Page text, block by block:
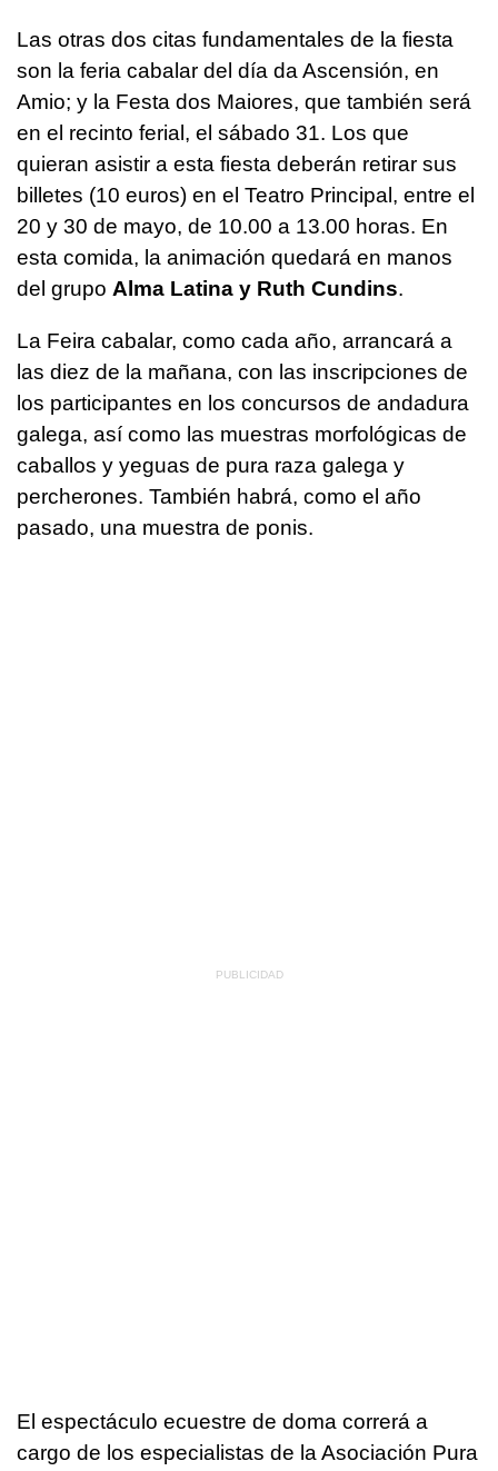
Las otras dos citas fundamentales de la fiesta
son la feria cabalar del día da Ascensión, en
Amio; y la Festa dos Maiores, que también será
en el recinto ferial, el sábado 31. Los que
quieran asistir a esta fiesta deberán retirar sus
billetes (10 euros) en el Teatro Principal, entre el
20 y 30 de mayo, de 10.00 a 13.00 horas. En
esta comida, la animación quedará en manos
del grupo Alma Latina y Ruth Cundins.
La Feira cabalar, como cada año, arrancará a
las diez de la mañana, con las inscripciones de
los participantes en los concursos de andadura
galega, así como las muestras morfológicas de
caballos y yeguas de pura raza galega y
percherones. También habrá, como el año
pasado, una muestra de ponis.
El espectáculo ecuestre de doma correrá a
cargo de los especialistas de la Asociación Pura